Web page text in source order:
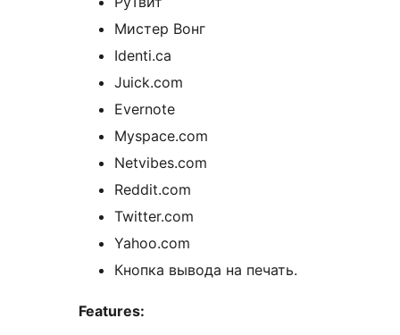
Мистер Вонг
Identi.ca
Juick.com
Evernote
Myspace.com
Netvibes.com
Reddit.com
Twitter.com
Yahoo.com
Кнопка вывода на печать.
Features: